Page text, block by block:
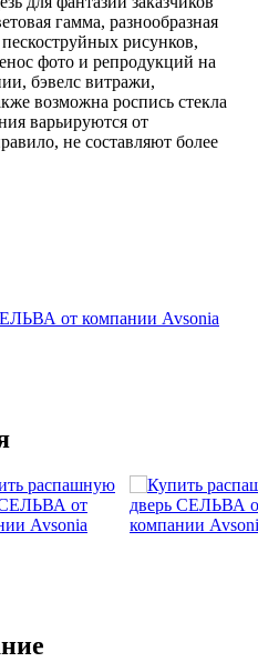
гамма, разнообразная
рисунков,
фото и репродукций на
бэвелс витражи,
возможна роспись стекла
варьируются от
не составляют более